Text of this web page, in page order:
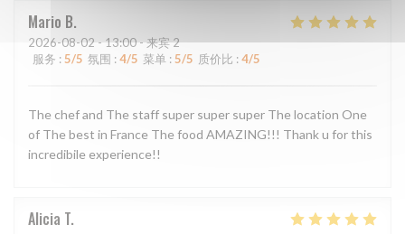
Mario B
2026-08-02 - 13:00 - 来宾 2
服务 :5/5 氛围 : 4/5 菜单 :5/5 质价比 : 4/5
The chef and The staff super super super The location One
of The best in France The food AMAZING!!! Thank u for this
incredibile experience!!
Alicia T